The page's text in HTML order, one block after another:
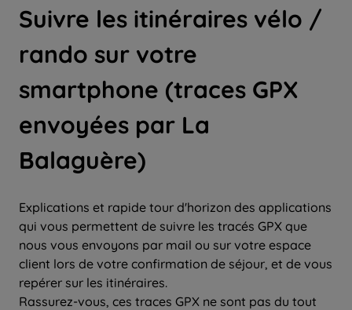
Suivre les itinéraires vélo /
rando sur votre
smartphone (traces GPX
envoyées par La
Balaguère)
Explications et rapide tour d'horizon des applications
qui vous permettent de suivre les tracés GPX que
nous vous envoyons par mail ou sur votre espace
client lors de votre confirmation de séjour, et de vous
repérer sur les itinéraires.
Rassurez-vous, ces traces GPX ne sont pas du tout